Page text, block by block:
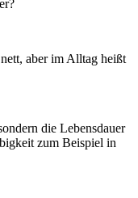
aber im Alltag heißt
die Lebensdauer
zum Beispiel in